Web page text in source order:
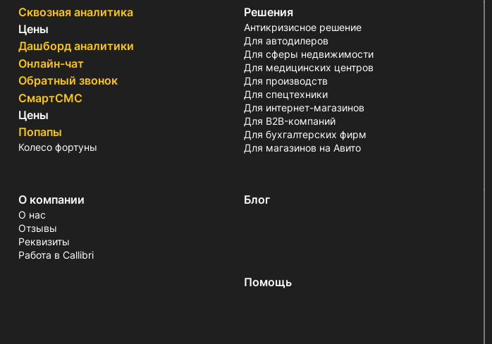
Сквозная аналитика
Цены
Дашборд аналитики
Онлайн-чат
Обратный звонок
СмартСМС
Цены
Попапы
Колесо фортуны
Решения
Антикризисное решение
Для автодилеров
Для сферы недвижимости
Для медицинских центров
Для производств
Для спецтехники
Для интернет-магазинов
Для B2B-компаний
Для бухгалтерских фирм
Для магазинов на Авито
Блог
Помощь
О компании
О нас
Отзывы
Реквизиты
Работа в Callibri